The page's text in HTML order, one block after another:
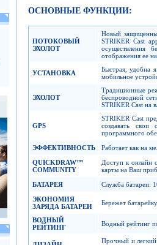
ОСНОВНЫЕ ФУНКЦИИ:
ПОТОКОВЫЙ
ЭХОЛОТ
Новый
STRIKER Cast
осуществления
отображения ее
УСТАНОВКА
Быстрая, удобна
мобильное
ЭХОЛОТ
Традиционные
беспроводной
STRIKER Cast на
GPS
STRIKER Cast
создавать
программного
ЭФФЕКТИВНОСТЬ
Работает как на
QUICKDRAW™
COMMUNITY
Доступ к онлайн
карты на Ваш
БАТАРЕЯ
Служба батареи:
ЭКОНОМИЯ
ЗАРЯДА БАТАРЕИ
Бережет
ВОДНЫЙ
РЕЙТИНГ
Водный рейтинг
Прочный и легкий